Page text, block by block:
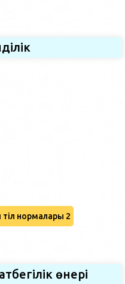
нормалары 2
өнері